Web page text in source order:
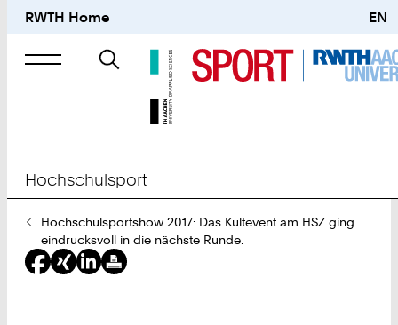
RWTH Home EN
Suche
nach
Hochschulsport
Sie
sind
hier:
Hochschulsportshow 2017: Das Kultevent am HSZ ging
eindrucksvoll in die nächste Runde.